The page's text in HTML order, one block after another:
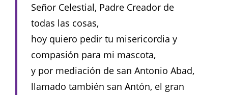
Señor Celestial, Padre Creador de
todas las cosas,
hoy quiero pedir tu misericordia y
compasión para mi mascota,
y por mediación de san Antonio Abad,
llamado también san Antón, el gran